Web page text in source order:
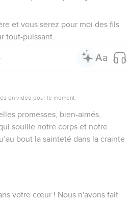
et vous serez pour moi des fils
tout-puissant.
en vidéo pour le moment.
promesses, bien-aimés,
souille notre corps et notre
bout la sainteté dans la crainte
votre cœur ! Nous n'avons fait